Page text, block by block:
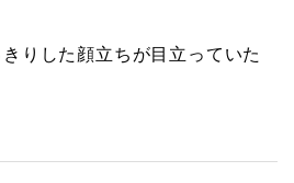
りした顔立ちが目立っていた